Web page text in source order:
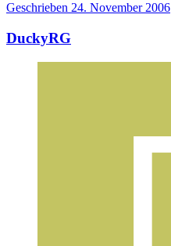
Geschrieben 24. November 2006
DuckyRG